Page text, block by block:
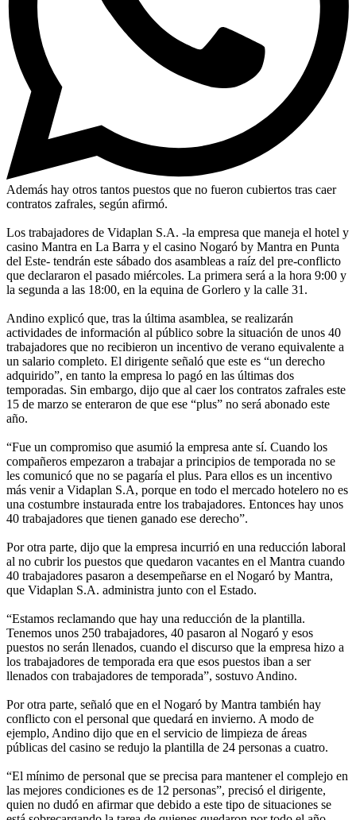
Además hay otros tantos puestos que no fueron cubiertos tras caer
contratos zafrales, según afirmó.
Los trabajadores de Vidaplan S.A. -la empresa que maneja el hotel y
casino Mantra en La Barra y el casino Nogaró by Mantra en Punta
del Este- tendrán este sábado dos asambleas a raíz del pre-conflicto
que declararon el pasado miércoles. La primera será a la hora 9:00 y
la segunda a las 18:00, en la equina de Gorlero y la calle 31.
Andino explicó que, tras la última asamblea, se realizarán
actividades de información al público sobre la situación de unos 40
trabajadores que no recibieron un incentivo de verano equivalente a
un salario completo. El dirigente señaló que este es “un derecho
adquirido”, en tanto la empresa lo pagó en las últimas dos
temporadas. Sin embargo, dijo que al caer los contratos zafrales este
15 de marzo se enteraron de que ese “plus” no será abonado este
año.
“Fue un compromiso que asumió la empresa ante sí. Cuando los
compañeros empezaron a trabajar a principios de temporada no se
les comunicó que no se pagaría el plus. Para ellos es un incentivo
más venir a Vidaplan S.A, porque en todo el mercado hotelero no es
una costumbre instaurada entre los trabajadores. Entonces hay unos
40 trabajadores que tienen ganado ese derecho”.
Por otra parte, dijo que la empresa incurrió en una reducción laboral
al no cubrir los puestos que quedaron vacantes en el Mantra cuando
40 trabajadores pasaron a desempeñarse en el Nogaró by Mantra,
que Vidaplan S.A. administra junto con el Estado.
“Estamos reclamando que hay una reducción de la plantilla.
Tenemos unos 250 trabajadores, 40 pasaron al Nogaró y esos
puestos no serán llenados, cuando el discurso que la empresa hizo a
los trabajadores de temporada era que esos puestos iban a ser
llenados con trabajadores de temporada”, sostuvo Andino.
Por otra parte, señaló que en el Nogaró by Mantra también hay
conflicto con el personal que quedará en invierno. A modo de
ejemplo, Andino dijo que en el servicio de limpieza de áreas
públicas del casino se redujo la plantilla de 24 personas a cuatro.
“El mínimo de personal que se precisa para mantener el complejo en
las mejores condiciones es de 12 personas”, precisó el dirigente,
quien no dudó en afirmar que debido a este tipo de situaciones se